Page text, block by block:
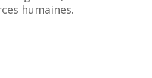
humaines.